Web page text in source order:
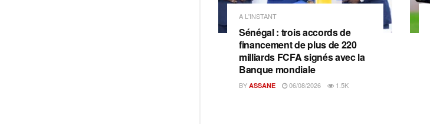
A L'INSTANT
Sénégal : trois accords de
financement de plus de 220
milliards FCFA signés avec la
Banque mondiale
BY ASSANE 06/08/2026 1.5K